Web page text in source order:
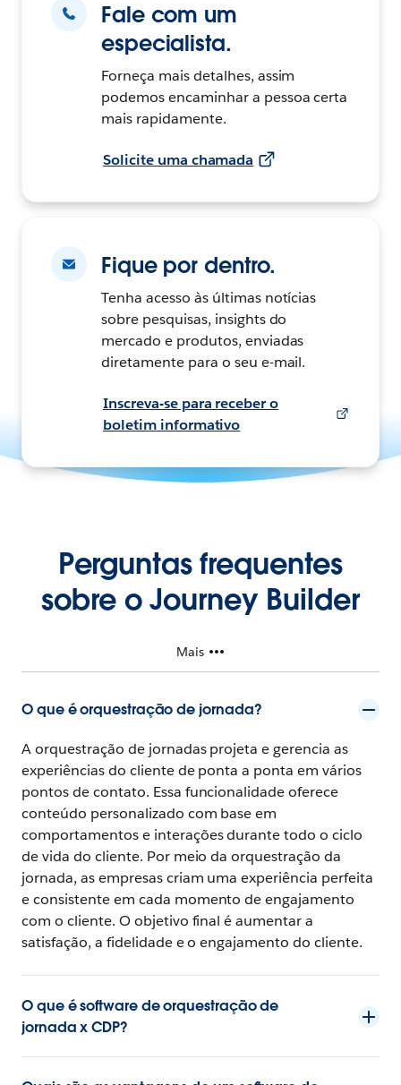
Fale com um
especialista.
Forneça mais detalhes, assim
podemos encaminhar a pessoa certa
mais rapidamente.
Solicite uma chamada
Fique por dentro.
Tenha acesso às últimas notícias
sobre pesquisas, insights do
mercado e produtos, enviadas
diretamente para o seu e-mail.
Inscreva-se para receber o
boletim informativo
Perguntas frequentes
sobre o Journey Builder
Mais
O que é orquestração de jornada?
A orquestração de jornadas projeta e gerencia as
experiências do cliente de ponta a ponta em vários
pontos de contato. Essa funcionalidade oferece
conteúdo personalizado com base em
comportamentos e interações durante todo o ciclo
de vida do cliente. Por meio da orquestração da
jornada, as empresas criam uma experiência perfeita
e consistente em cada momento de engajamento
com o cliente. O objetivo final é aumentar a
satisfação, a fidelidade e o engajamento do cliente.
O que é software de orquestração de
jornada x CDP?